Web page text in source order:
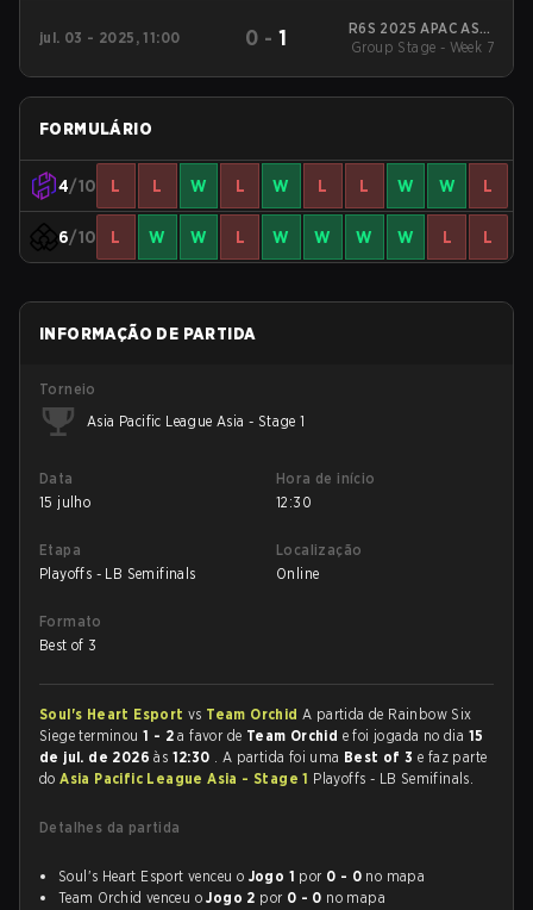
jul. 03 - 2025, 11:00 0 -1
R6S 2025 APAC ASIA
Stage 1
Group Stage - Week 7
FORMULÁRIO
4/10 L L W L W L L W W L
6/10 L W W L W W W W L L
INFORMAÇÃO DE PARTIDA
Torneio
Asia Pacific League Asia - Stage 1
Data
15 julho
Hora de início
12:30
Etapa
Playoffs - LB Semifinals
Localização
Online
Formato
Best of 3
Soul's Heart Esport vs Team OrchidA partida de Rainbow Six
Siege terminou1 - 2 a favor de Team Orchid e foi jogada no dia 15
de jul. de 2026às 12:30 . A partida foi uma Best of 3e faz parte
doAsia Pacific League Asia - Stage 1 Playoffs - LB Semifinals.
Detalhes da partida
Soul's Heart Esport venceu o Jogo 1 por 0 - 0 no mapa
Team Orchid venceu oJogo 2 por 0 - 0 no mapa